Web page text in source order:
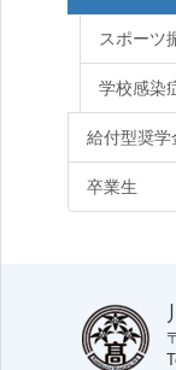
スポーツ
学校感染
給付型奨学
卒業生